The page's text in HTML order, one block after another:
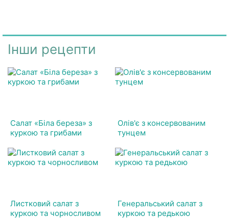
Інши рецепти
Салат «Біла береза» з
куркою та грибами
Олів'є з консервованим
тунцем
Листковий салат з
куркою та чорносливом
Генеральський салат з
куркою та редькою